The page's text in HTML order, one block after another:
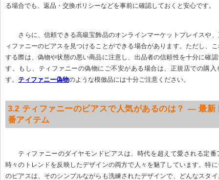
る場合でも、返品・交換ポリシーなどを事前に確認しておくと安心です。
さらに、信頼できる高級宝飾品のオンラインマーケットプレイスや
ィファニーのピアスを見つけることができる場合があります。ただし、
する際は、偽物や状態の悪い商品に注意し、出品者の信頼性を十分に確
す。もし、ティファニーの偽物にご不安がある場合は、正規店での購入
す。 ティファニー偽物のような模倣品には十分ご注意ください。
3.2 ティファニーのピアスで人気があるのは？ — 最新
番アイテム
ティファニーのダイヤモンドピアスは、時代を超えて愛される定番
時々のトレンドを反映したデザインの両方で人々を魅了しています。特
のピアスは、そのシンプルながらも洗練されたデザインで、どんなスタ